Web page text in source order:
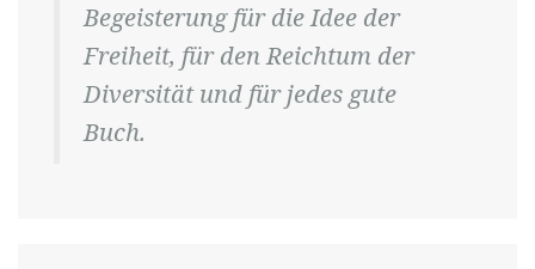
Begeisterung für die Idee der
Freiheit, für den Reichtum der
Diversität und für jedes gute
Buch.